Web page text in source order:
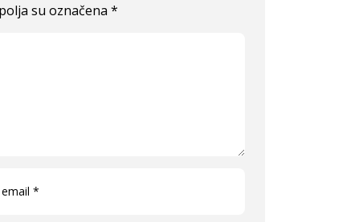
su označena *